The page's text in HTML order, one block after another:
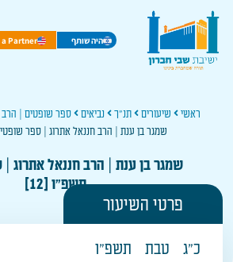
היה שותף a Partner
ראשי שיעורים תנ"ך נביאים
ספר שופטים | הרב
שמגר בן ענת | הרב חננאל אתרוג | ספר שופטים
שמגר בן ענת | הרב חננאל אתרוג |
תשפ"ו [12]
פרטי השיעור
כ"ג טבת תשפ"ו